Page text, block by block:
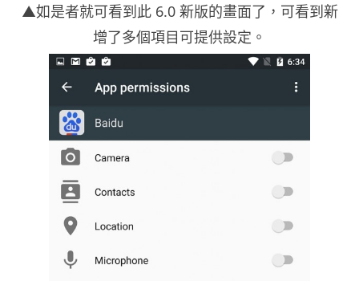
▲如是者就可看到此 6.0 新版的畫面了，可看到新
增了多個項目可提供設定。